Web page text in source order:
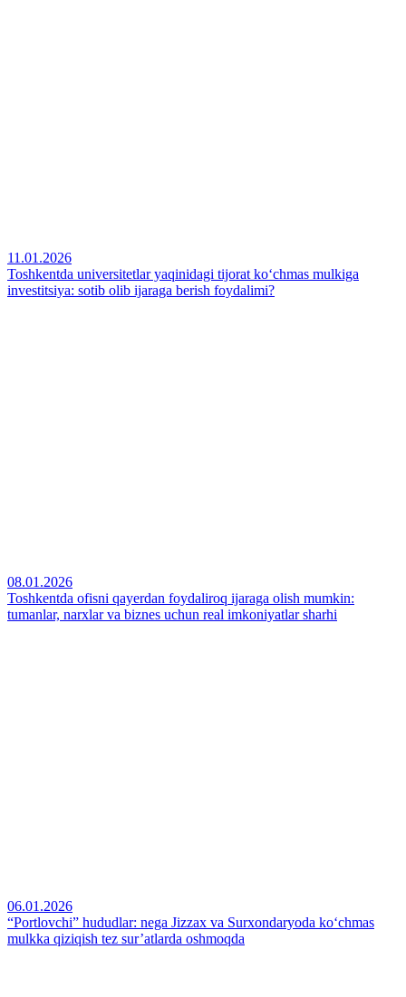
11.01.2026
Toshkentda universitetlar yaqinidagi tijorat ko‘chmas mulkiga
investitsiya: sotib olib ijaraga berish foydalimi?
08.01.2026
Toshkentda ofisni qayerdan foydaliroq ijaraga olish mumkin:
tumanlar, narxlar va biznes uchun real imkoniyatlar sharhi
06.01.2026
“Portlovchi” hududlar: nega Jizzax va Surxondaryoda ko‘chmas
mulkka qiziqish tez sur’atlarda oshmoqda